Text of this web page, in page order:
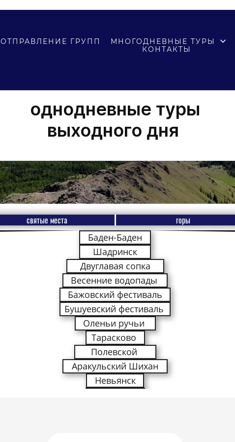
ОТПРАВЛЕНИЕ ГРУПП МНОГОДНЕВНЫЕ ТУРЫ
КОНТАКТЫ
однодневные туры
выходного дня
святые места горы
Баден-Баден
Шадринск
Двуглавая сопка
Весенние водопады
Бажовский фестиваль
Бушуевский фестиваль
Оленьи ручьи
Тарасково
Полевской
Аракульский Шихан
Невьянск